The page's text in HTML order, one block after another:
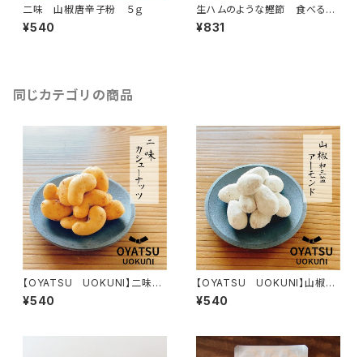
二味 山椒唐辛子粉 ５ｇ
¥540
生ハムのような鰹節 食べる削
り節
¥831
同じカテゴリの商品
【OYATSU UOKUNI】二味カ
シューナッツ
¥540
【OYATSU UOKUNI】山椒和
三盆アーモンド
¥540